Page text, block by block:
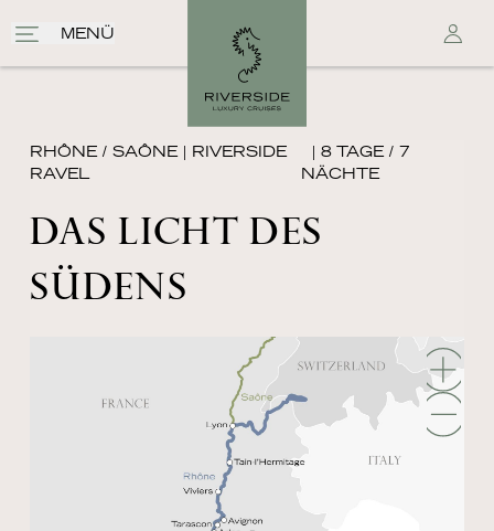
MENÜ
RHÔNE / SAÔNE | RIVERSIDE
RAVEL
| 8 TAGE / 7
NÄCHTE
DAS LICHT DES
SÜDENS